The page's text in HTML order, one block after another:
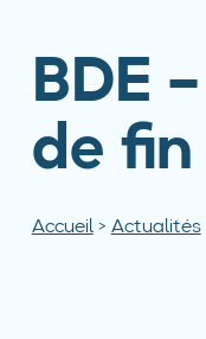
BDE
de fin
Accueil> Actualités